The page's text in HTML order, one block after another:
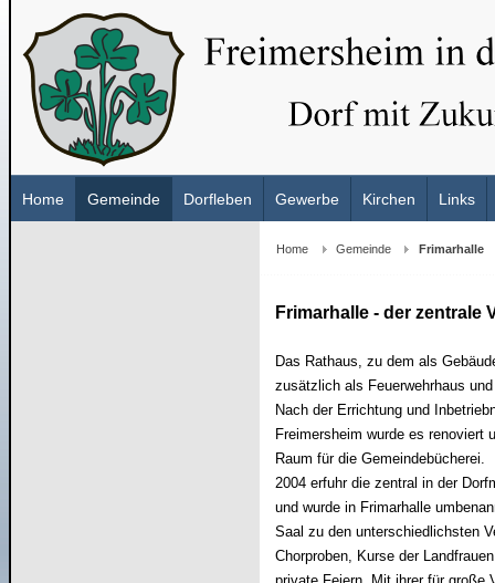
Home Gemeinde Dorfleben Gewerbe Kirchen Links
Home Gemeinde Frimarhalle
Frimarhalle - der
Das Rathaus, zu dem als
zusätzlich als Feuerwehrhaus
Nach der Errichtung und
Freimersheim wurde es renoviert
Raum für die Gemeindebücherei.
2004 erfuhr die zentral in der
und wurde in Frimarhalle
Saal zu den unterschiedlichsten
Chorproben, Kurse der